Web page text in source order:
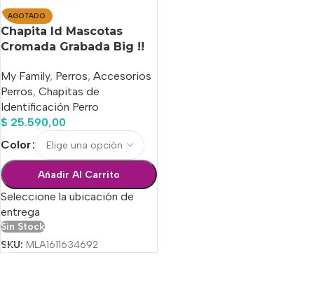
AGOTADO
Chapita Id Mascotas
Cromada Grabada Big !!
My Family, Perros, Accesorios
Perros, Chapitas de
Identificación Perro
$ 25.590,00
Color
Añadir Al Carrito
Seleccione la ubicación de
entrega
Sin Stock
SKU: MLA1611634692